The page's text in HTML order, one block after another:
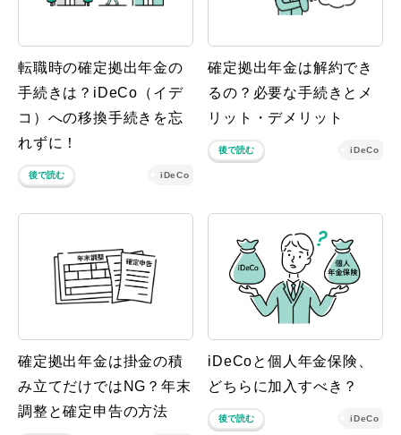
転職時の確定拠出年金の
手続きは？iDeCo（イデ
コ）への移換手続きを忘
れずに！
後で読む iDeCo
確定拠出年金は解約でき
るの？必要な手続きとメ
リット・デメリット
後で読む iDeCo
確定拠出年金は掛金の積
み立てだけではNG？年末
調整と確定申告の方法
iDeCoと個人年金保険、
どちらに加入すべき？
後で読む iDeCo